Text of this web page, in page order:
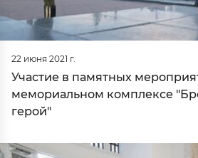
22 июня 2021 г.
Участие в памятных
мемориальном комплексе
герой"